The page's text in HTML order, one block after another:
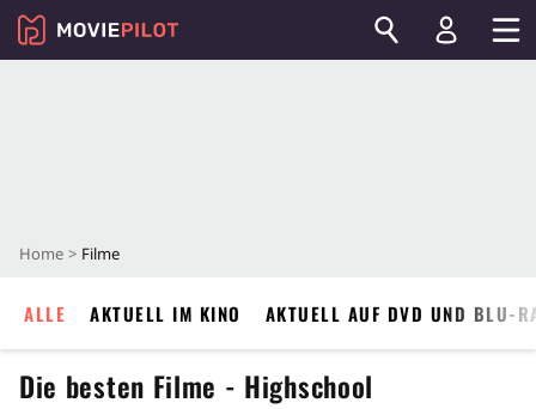
Home Filme
ALLE AKTUELL IM KINO AKTUELL AUF DVD UND BLU-
Die besten Filme - Highschool